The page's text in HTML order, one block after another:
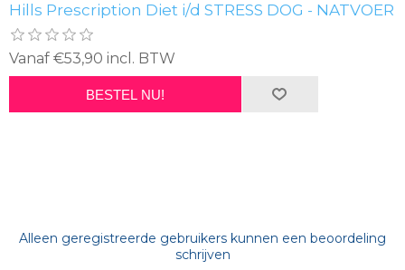
Hills Prescription Diet i/d STRESS DOG - NATVOER
Vanaf €53,90 incl. BTW
BESTEL NU!
Alleen geregistreerde gebruikers kunnen een beoordeling
schrijven